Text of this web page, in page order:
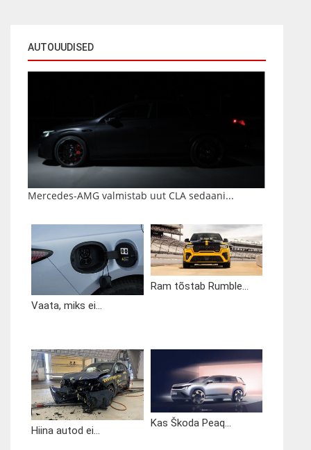
AUTOUUDISED
Mercedes-AMG valmistab uut CLA sedaani...
Vaata, miks ei...
Ram tõstab Rumble...
Hiina autod ei...
Kas Škoda Peaq...